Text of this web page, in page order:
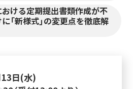
ける定期提出書類作成が不
「新様式」の変更点を徹底解
日(水)